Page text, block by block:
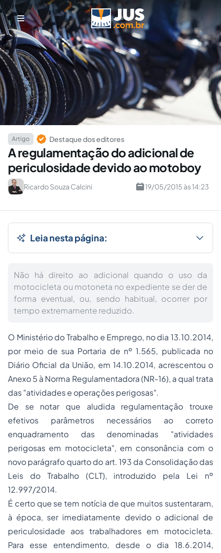
Artigo Destaque dos editores
A regulamentação do adicional de
periculosidade devido ao motoboy
Ricardo Souza Calcini 19/05/2015 às 14:23
Leia nesta página:
Não há direito ao adicional quando o uso da
motocicleta ou motoneta no expediente se der de
forma eventual, ou, sendo habitual, ocorrer por
tempo extremamente reduzido.
O Ministério do Trabalho e Emprego, no dia 13.10.2014,
por meio de sua Portaria de nº 1.565, publicada no
Diário Oficial da União, em 14.10.2014, acrescentou o
Anexo 5 à Norma Regulamentadora (NR-16), a qual trata
das "atividades e operações perigosas".
De se notar que aludida regulamentação trouxe
efetivos parâmetros necessários ao correto
enquadramento das denominadas "atividades
perigosas em motocicleta", em consonância com o
novo parágrafo quarto do art. 193 da Consolidação das
Leis do Trabalho (CLT), introduzido pela Lei nº
12.997/2014.
É certo que se tem notícia de que muitos sustentaram,
à época, ser imediatamente devido o adicional de
periculosidade aos trabalhadores em motocicleta.
Para esse entendimento, desde o dia 18.6.2014,